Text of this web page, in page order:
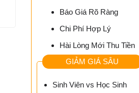
Báo Giá Rõ Ràng
Chi Phí Hợp Lý
Hài Lòng Mới Thu Tiền
GIẢM GIÁ SÂU
Sinh Viên vs Học Sinh